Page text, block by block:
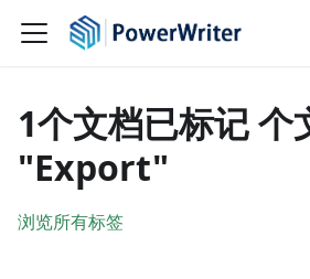
1个文档已标记 个
"Export"
浏览所有标签